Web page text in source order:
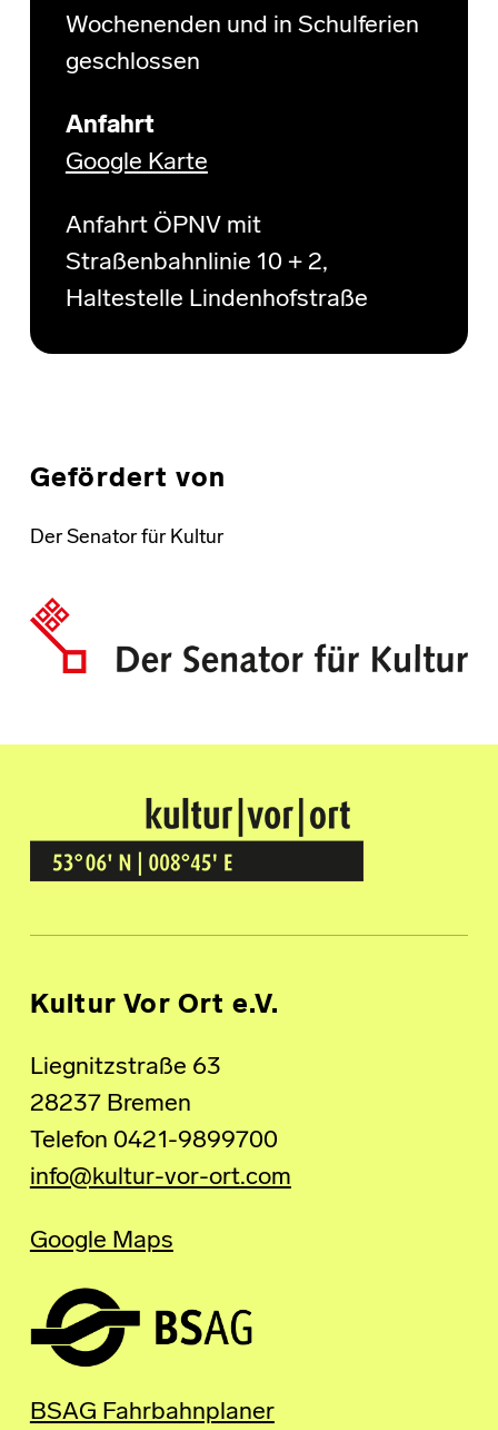
Wochenenden und in Schulferien
geschlossen
Anfahrt
Google Karte
Anfahrt ÖPNV mit
Straßenbahnlinie 10 + 2,
Haltestelle Lindenhofstraße
Gefördert von
Der Senator für Kultur
Kultur Vor Ort
BREMEN GRÖPELINGEN
Kultur Vor Ort e.V.
Liegnitzstraße 63
28237 Bremen
Telefon 0421-9899700
info@kultur-vor-ort.com
Google Maps
BSAG Fahrbahnplaner